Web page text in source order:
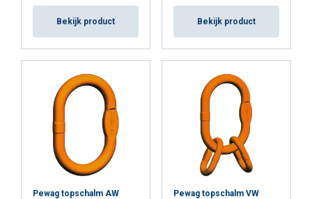
Bekijk product Bekijk product
Pewag topschalm AW Pewag topschalm VW